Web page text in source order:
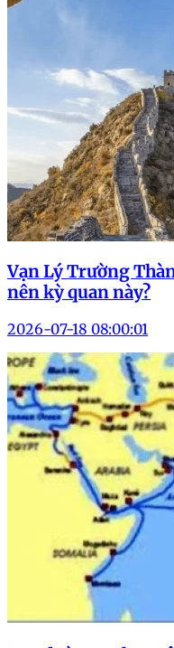
Vạn Lý Trường
nên kỳ quan này?
2026-07-18 08:00:01